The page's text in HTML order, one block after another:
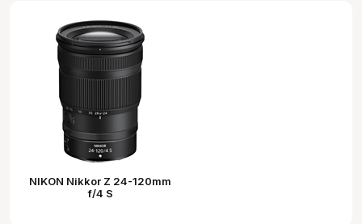
NIKON Nikkor Z 24-120mm
f/4 S